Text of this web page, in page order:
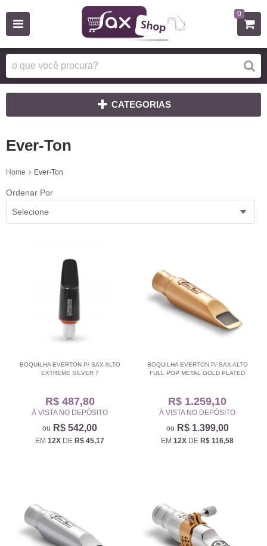
0
CATEGORIAS
Ever-Ton
Home Ever-Ton
Ordenar Por
Selecione
BOQUILHA EVERTON P/ SAX ALTO
EXTREME SILVER 7
R$ 487,80
À VISTA NO DEPÓSITO
R$ 542,00
EM 12X DE R$ 45,17
BOQUILHA EVERTON P/ SAX ALTO
FULL POP METAL GOLD PLATED
R$ 1.259,10
À VISTA NO DEPÓSITO
R$ 1.399,00
EM 12X DE R$ 116,58